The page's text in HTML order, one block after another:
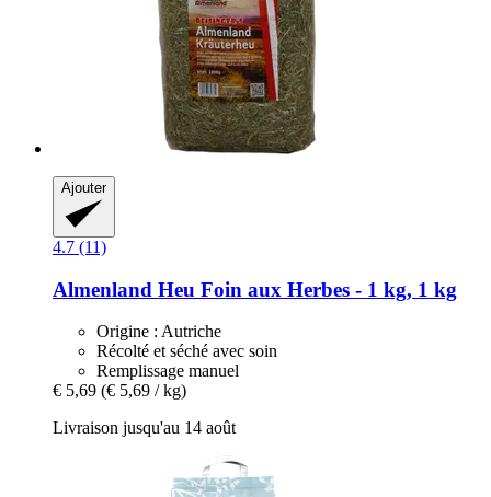
Ajouter
4.7 (11)
Almenland Heu Foin aux Herbes -​ 1 kg, 1 kg
Origine : Autriche
Récolté et séché avec soin
Remplissage manuel
€ 5,69 (€ 5,69 / kg)
Livraison jusqu'au 14 août